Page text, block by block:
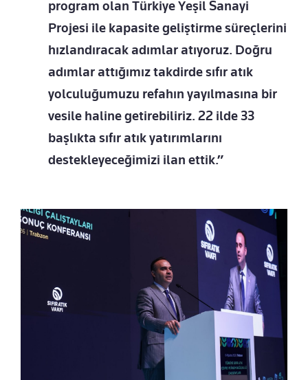
program olan Türkiye Yeşil Sanayi
Projesi ile kapasite geliştirme süreçlerini
hızlandıracak adımlar atıyoruz. Doğru
adımlar attığımız takdirde sıfır atık
yolculuğumuzu refahın yayılmasına bir
vesile haline getirebiliriz. 22 ilde 33
başlıkta sıfır atık yatırımlarını
destekleyeceğimizi ilan ettik.”